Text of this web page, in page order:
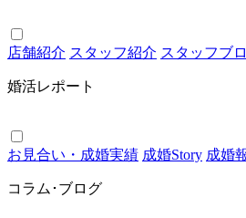
店舗紹介 スタッフ紹介 スタッフブ
婚活レポート
お見合い・成婚実績 成婚Story 成婚
コラム･ブログ